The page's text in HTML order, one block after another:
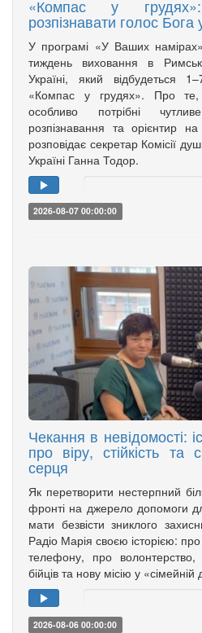
«Компас у
розпізнавати голос Бога
У програмі «У Ваших
тиждень виховання в
Україні, який відбудеться
«Компас у грудях». Про те,
особливо потрібні
розпізнавання та орієнтир
розповідає секретар Комісії
Україні Ганна Тодор.
2026-08-07 00:00:00
Чекання в невідомості:
про віру, стійкість та
серця
Як перетворити нестерпний
фронті на джерело допомоги
мати безвісти зниклого
Радіо Марія своєю історією:
телефону, про волонтерство,
бійців та нову місію у «сімейній
2026-08-06 00:00:00